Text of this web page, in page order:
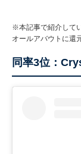
※本記事で紹介して
オールアバウトに還
同率3位：